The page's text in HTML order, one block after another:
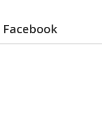
Facebook